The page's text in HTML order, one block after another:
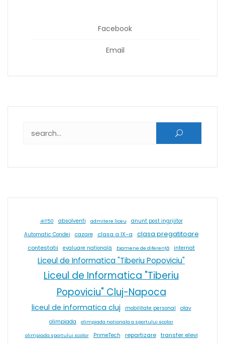
Facebook
Email
4IT50 absolventi admitere liceu anunt post ingrijitor
Automatic Condei cazare clasa a IX-a clasa pregatitoare
contestatii evaluare natională Examene de diferență internat
Liceul de Informatica "Tiberiu Popoviciu"
Liceul de Informatica "Tiberiu
Popoviciu" Cluj-Napoca
liceul de informatica cluj mobilitate personal
olav
olimpiada
olimpiada nationala a sportului scolar
olimpiada sportului scolar PrimeTech repartizare transfer elevi